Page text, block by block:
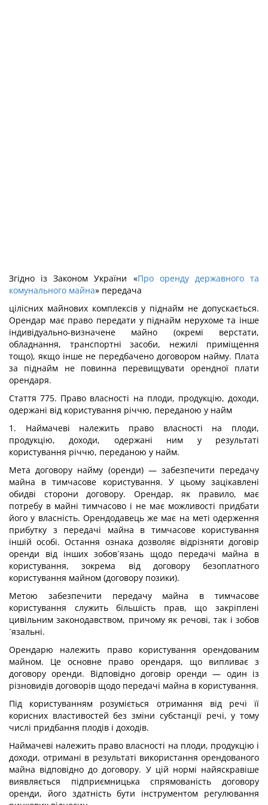
Згідно із Законом України «Про оренду державного та
комунального майна» передача
цілісних майнових комплексів у піднайм не допускається.
Орендар має право передати у піднайм нерухоме та інше
індивідуально-визначене майно (окремі верстати,
обладнання, транспортні засоби, нежилі приміщення
тощо), якщо інше не передбачено договором найму. Плата
за піднайм не повинна перевищувати орендної плати
орендаря.
Стаття 775. Право власності на плоди, продукцію, доходи,
одержані від користування річчю, переданою у найм
1. Наймачеві належить право власності на плоди,
продукцію, доходи, одержані ним у результаті
користування річчю, переданою у найм.
Мета договору найму (оренди) — забезпечити передачу
майна в тимчасове користування. У цьому зацікавлені
обидві сторони договору. Орендар, як правило, має
потребу в майні тимчасово і не має можливості придбати
його у власність. Орендодавець же має на меті одерження
прибутку з передачі майна в тимчасове користування
іншій особі. Остання ознака дозволяє відрізняти договір
оренди від інших зобов´язань щодо передачі майна в
користування, зокрема від договору безоплатного
користування майном (договору позики).
Метою забезпечити передачу майна в тимчасове
користування служить більшість прав, що закріплені
цивільним законодавством, причому як речові, так і зобов
´язальні.
Орендарю належить право користування орендованим
майном. Це основне право орендаря, що випливає з
договору оренди. Відповідно договір оренди — один із
різновидів договорів щодо передачі майна в користування.
Під користуванням розуміється отримання від речі її
корисних властивостей без зміни субстанції речі, у тому
числі придбання плодів і доходів.
Наймачеві належить право власності на плоди, продукцію і
доходи, отримані в результаті використання орендованого
майна відповідно до договору. У цій нормі найяскравіше
виявляється підприємницька спрямованість договору
оренди, його здатність бути інструментом регулювання